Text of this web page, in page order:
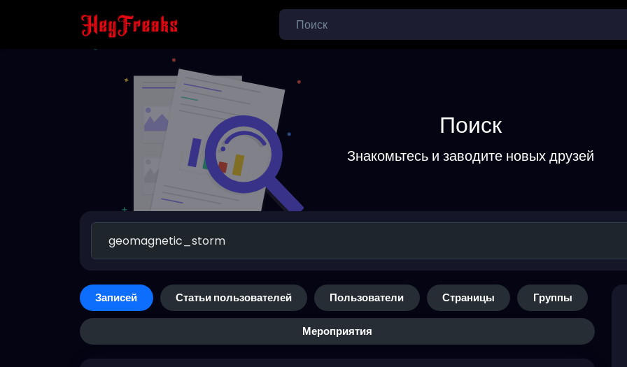
Поиск
Знакомьтесь и заводите новых друзей
Записей Статьи пользователей Пользователи Страницы Группы
Мероприятия